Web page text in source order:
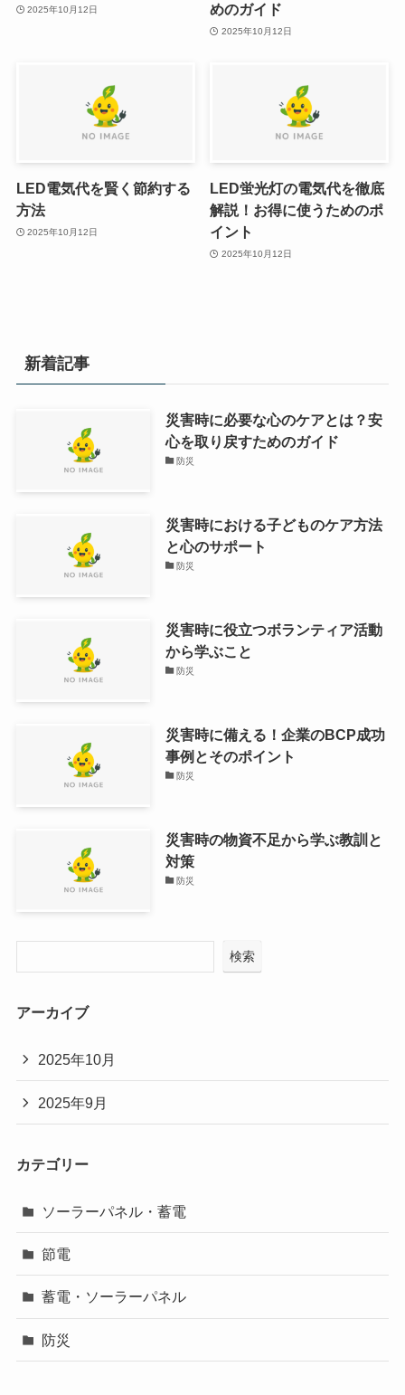
2025年10月12日
めのガイド
2025年10月12日
LED電気代を賢く節約する
方法
2025年10月12日
LED蛍光灯の電気代を徹底
解説！お得に使うためのポ
イント
2025年10月12日
新着記事
災害時に必要な心のケアとは？安
心を取り戻すためのガイド
防災
災害時における子どものケア方法
と心のサポート
防災
災害時に役立つボランティア活動
から学ぶこと
防災
災害時に備える！企業のBCP成功
事例とそのポイント
防災
災害時の物資不足から学ぶ教訓と
対策
防災
検索
アーカイブ
2025年10月
2025年9月
カテゴリー
ソーラーパネル・蓄電
節電
蓄電・ソーラーパネル
防災